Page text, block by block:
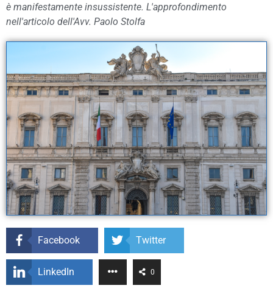
è manifestamente insussistente. L'approfondimento
nell'articolo dell'Avv. Paolo Stolfa
Facebook Twitter
LinkedIn 0